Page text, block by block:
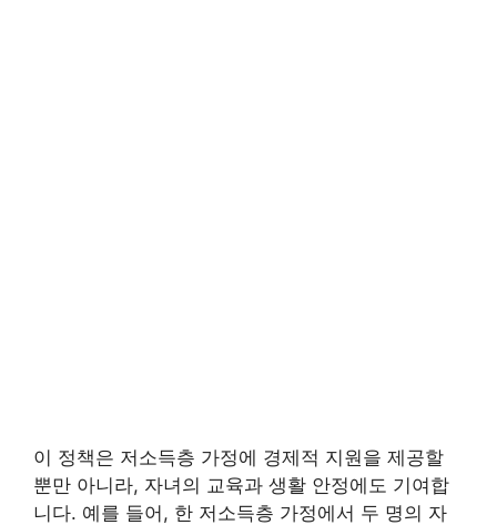
이 정책은 저소득층 가정에 경제적 지원을 제공할
뿐만 아니라, 자녀의 교육과 생활 안정에도 기여합
니다. 예를 들어, 한 저소득층 가정에서 두 명의 자